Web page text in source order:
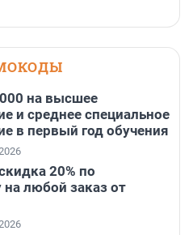
на высшее
и среднее специальное
в первый год обучения
20% по
любой заказ от